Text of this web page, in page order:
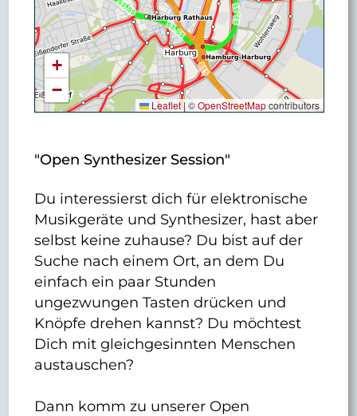
+
−
Leaflet| ©OpenStreetMapcontributors
"Open Synthesizer Session"
Du interessierst dich für elektronische
Musikgeräte und Synthesizer, hast aber
selbst keine zuhause? Du bist auf der
Suche nach einem Ort, an dem Du
einfach ein paar Stunden
ungezwungen Tasten drücken und
Knöpfe drehen kannst? Du möchtest
Dich mit gleichgesinnten Menschen
austauschen?
Dann komm zu unserer Open